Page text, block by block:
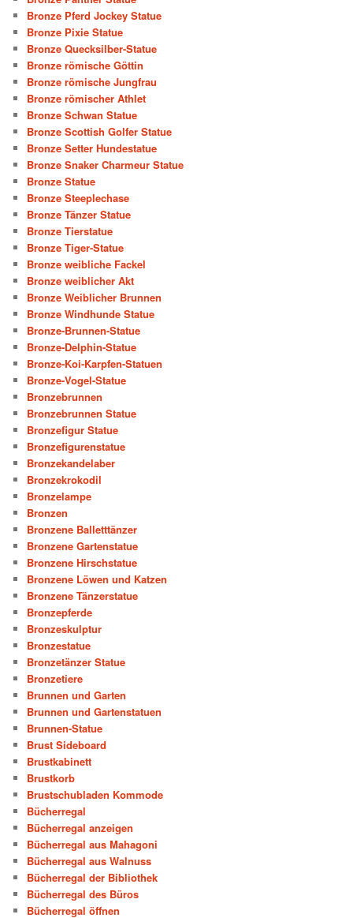
Bronze Pferd Jockey Statue
Bronze Pixie Statue
Bronze Quecksilber-Statue
Bronze römische Göttin
Bronze römische Jungfrau
Bronze römischer Athlet
Bronze Schwan Statue
Bronze Scottish Golfer Statue
Bronze Setter Hundestatue
Bronze Snaker Charmeur Statue
Bronze Statue
Bronze Steeplechase
Bronze Tänzer Statue
Bronze Tierstatue
Bronze Tiger-Statue
Bronze weibliche Fackel
Bronze weiblicher Akt
Bronze Weiblicher Brunnen
Bronze Windhunde Statue
Bronze-Brunnen-Statue
Bronze-Delphin-Statue
Bronze-Koi-Karpfen-Statuen
Bronze-Vogel-Statue
Bronzebrunnen
Bronzebrunnen Statue
Bronzefigur Statue
Bronzefigurenstatue
Bronzekandelaber
Bronzekrokodil
Bronzelampe
Bronzen
Bronzene Balletttänzer
Bronzene Gartenstatue
Bronzene Hirschstatue
Bronzene Löwen und Katzen
Bronzene Tänzerstatue
Bronzepferde
Bronzeskulptur
Bronzestatue
Bronzetänzer Statue
Bronzetiere
Brunnen und Garten
Brunnen und Gartenstatuen
Brunnen-Statue
Brust Sideboard
Brustkabinett
Brustkorb
Brustschubladen Kommode
Bücherregal
Bücherregal anzeigen
Bücherregal aus Mahagoni
Bücherregal aus Walnuss
Bücherregal der Bibliothek
Bücherregal des Büros
Bücherregal öffnen